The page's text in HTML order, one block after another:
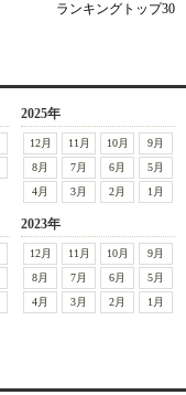
ランキングトップ30
2025年
12月 11月 10月
9月
8月
7月 6月
5月
4月
3月 2月 1月
2023年
12月 11月 10月
9月
8月
7月 6月
5月
4月
3月 2月 1月